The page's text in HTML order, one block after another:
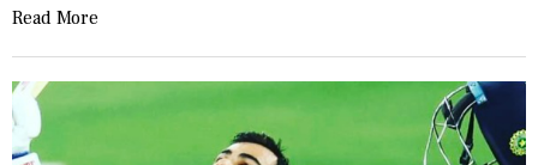
Read More